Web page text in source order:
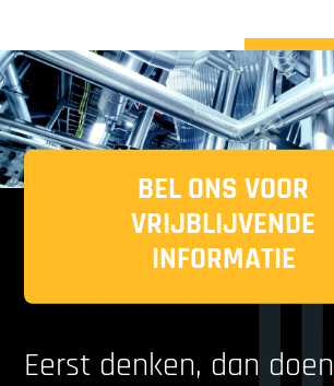
BEL ONS VOOR
VRIJBLIJVENDE
INFORMATIE
Eerst denken, dan doen